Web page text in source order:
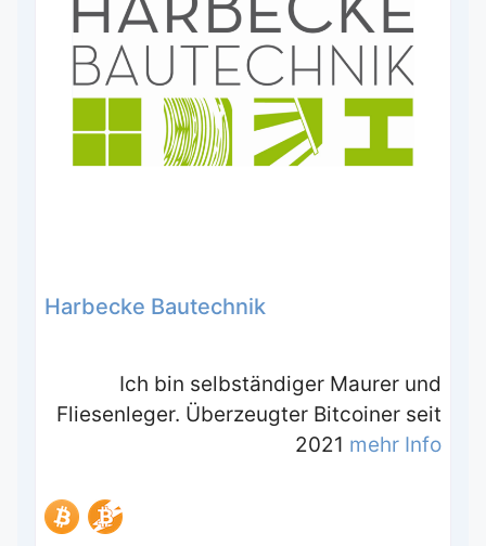
Harbecke Bautechnik
Ich bin selbständiger Maurer und
Fliesenleger. Überzeugter Bitcoiner seit
2021 mehr Info